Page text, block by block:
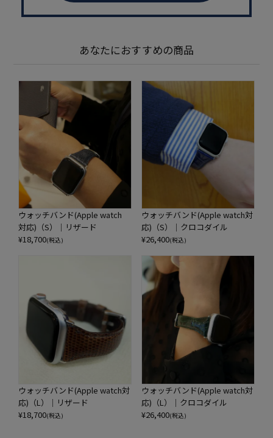
あなたにおすすめの商品
ウォッチバンド(Apple watch
対応)（S）｜リザード
¥18,700(税込)
ウォッチバンド(Apple watch対
応)（S）｜クロコダイル
¥26,400(税込)
ウォッチバンド(Apple watch対
応)（L）｜リザード
¥18,700(税込)
ウォッチバンド(Apple watch対
応)（L）｜クロコダイル
¥26,400(税込)